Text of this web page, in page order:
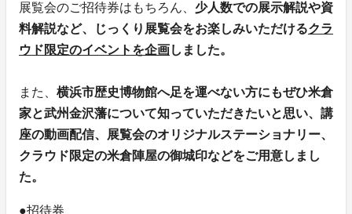
展覧会のご招待券はもちろん、 少人数での展示解説や資
料解説など、じっくり展覧会をお楽しみいただけるクラ
ウド限定のイベントを企画しました。
また、 横浜市歴史博物館へ足を運べない方にもぜひ米倉
家と武州金沢藩について知っていただきたいと思い、講
座の動画配信、展覧会のオリジナルステーショナリー、
クラウド限定の米倉陣屋の御城印などをご用意しまし
た。
●招待券